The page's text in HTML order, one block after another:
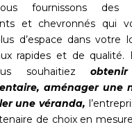
fournissons des
et chevronnés qui
d’espace dans votre
rapides et de qualité.
souhaitiez
aménager une
une véranda,
de choix en